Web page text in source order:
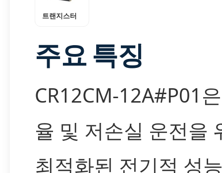
트랜지스터
주요 특징
CR12CM-12A#P01
율 및 저손실 운전을
최적화된 전기적 성